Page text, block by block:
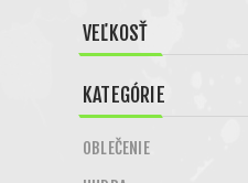
VEĽKOSŤ
KATEGÓRIE
OBLEČENIE